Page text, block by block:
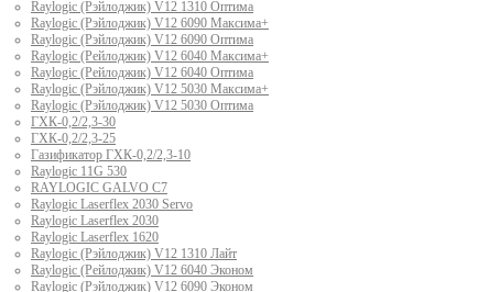
Raylogic (Рэйлоджик) V12 1310 Оптима
Raylogic (Рэйлоджик) V12 6090 Максима+
Raylogic (Рэйлоджик) V12 6090 Оптима
Raylogic (Рейлоджик) V12 6040 Максима+
Raylogic (Рейлоджик) V12 6040 Оптима
Raylogic (Рэйлоджик) V12 5030 Максима+
Raylogic (Рэйлоджик) V12 5030 Оптима
ГХК-0,2/2,3-30
ГХК-0,2/2,3-25
Газификатор ГХК-0,2/2,3-10
Raylogic 11G 530
RAYLOGIC GALVO С7
Raylogic Laserflex 2030 Servo
Raylogic Laserflex 2030
Raylogic Laserflex 1620
Raylogic (Рэйлоджик) V12 1310 Лайт
Raylogic (Рейлоджик) V12 6040 Эконом
Raylogic (Рэйлоджик) V12 6090 Эконом